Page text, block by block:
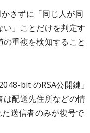
さずに「同じ人が同
」ことだけを判定す
重複を検知すること
bit のRSA公開鍵」
は配送先住所などの情
送信者のみが復号で